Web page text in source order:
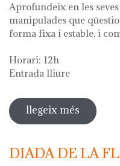
Aprofundeix en les
manipulades que
forma fixa i estable, i
Horari: 12h
Entrada lliure
llegeix més sobre
que
DIADA DE LA